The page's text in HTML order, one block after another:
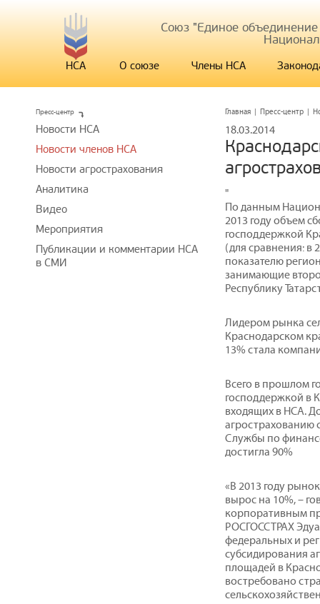
Союз "Единое
НСА О союзе Члены НСА
Главная | Пресс-центр |
18.03.2014
"
По данным
2013 году объем
господдержкой
(для сравнения: в
показателю
занимающие
Республику
Лидером рынка
Краснодарском
13% стала
Всего в прошлом
господдержкой в
входящих в НСА.
агрострахованию
Службы по
достигла 90%
«В 2013 году
вырос на 10%, –
корпоративным
РОСГОССТРАХ
федеральных и
субсидирования
площадей в
востребовано
Пресс-центр
Новости НСА
Новости членов НСА
Новости агрострахования
Аналитика
Видео
Мероприятия
Публикации и комментарии НСА
в СМИ